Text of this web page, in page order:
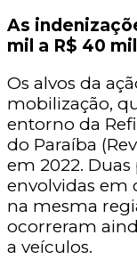
As
mil a R$ 40
Os alvos da
mobilização,
entorno da
do Paraíba
em 2022.
envolvidas em
na mesma
ocorreram
a veículos.